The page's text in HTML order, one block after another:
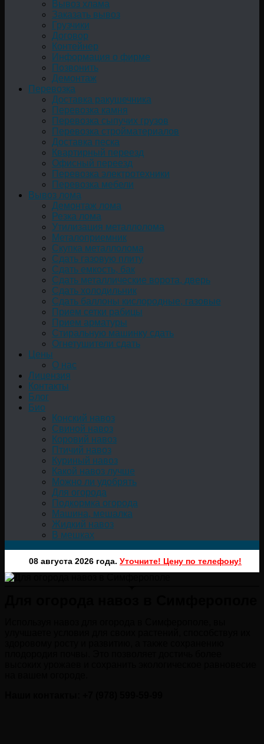
Вывоз хлама
Заказать вывоз
Грузчики
Договор
Контейнер
Информация о фирме
Позвонить
Демонтаж
Перевозка
Доставка ракушечника
Перевозка камня
Перевозка сыпучих грузов
Перевозка стройматериалов
Доставка песка
Квартирный переезд
Офисный переезд
Перевозка электротехники
Перевозка мебели
Вывоз лома
Демонтаж лома
Резка лома
Утилизация металлолома
Металоприемник
Скупка металлолома
Сдать газовую плиту
Сдать емкость, бак
Cдать металлические ворота, дверь
Сдать холодильник
Сдать баллоны кислородные, газовые
Прием сетки рабицы
Прием арматуры
Стиральную машинку сдать
Огнетушители сдать
Цены
О нас
Лицензия
Контакты
Блог
Био
Конский навоз
Свиной навоз
Коровий навоз
Птичий навоз
Куриный навоз
Какой навоз лучше
Можно ли удобрять
Для огорода
Подкормка огорода
Машина, мешалка
Жидкий навоз
В мешках
08 августа 2026 года. Уточните! Цену по телефону!